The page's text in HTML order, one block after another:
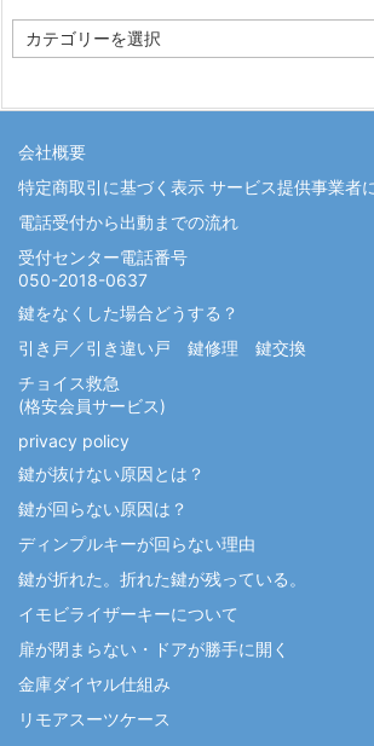
テ
会社概要
特定商取引に基づく表示 サービス提供事業者
電話受付から出動までの流れ
受付センター電話番号
050-2018-0637
鍵をなくした場合どうする？
引き戸／引き違い戸 鍵修理 鍵交換
チョイス救急
(格安会員サービス)
privacy policy
鍵が抜けない原因とは？
鍵が回らない原因は？
ディンプルキーが回らない理由
鍵が折れた。折れた鍵が残っている。
イモビライザーキーについて
扉が閉まらない・ドアが勝手に開く
金庫ダイヤル仕組み
リモアスーツケース